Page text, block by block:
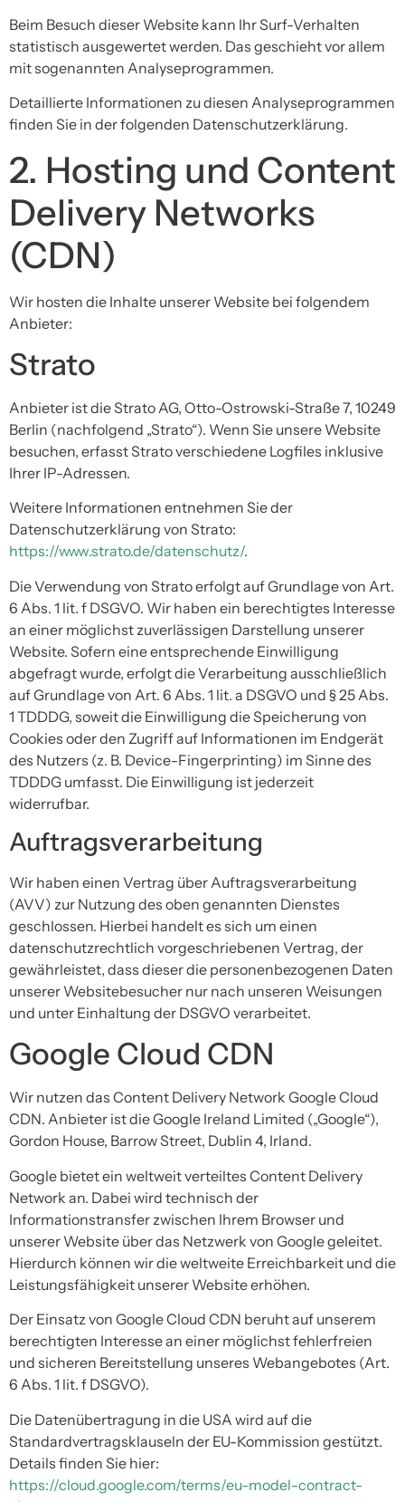
Beim Besuch dieser Website kann Ihr Surf-Verhalten
statistisch ausgewertet werden. Das geschieht vor allem
mit sogenannten Analyseprogrammen.
Detaillierte Informationen zu diesen Analyseprogrammen
finden Sie in der folgenden Datenschutzerklärung.
2. Hosting und Content
Delivery Networks
(CDN)
Wir hosten die Inhalte unserer Website bei folgendem
Anbieter:
Strato
Anbieter ist die Strato AG, Otto-Ostrowski-Straße 7, 10249
Berlin (nachfolgend „Strato“). Wenn Sie unsere Website
besuchen, erfasst Strato verschiedene Logfiles inklusive
Ihrer IP-Adressen.
Weitere Informationen entnehmen Sie der
Datenschutzerklärung von Strato:
https://www.strato.de/datenschutz/.
Die Verwendung von Strato erfolgt auf Grundlage von Art.
6 Abs. 1 lit. f DSGVO. Wir haben ein berechtigtes Interesse
an einer möglichst zuverlässigen Darstellung unserer
Website. Sofern eine entsprechende Einwilligung
abgefragt wurde, erfolgt die Verarbeitung ausschließlich
auf Grundlage von Art. 6 Abs. 1 lit. a DSGVO und § 25 Abs.
1 TDDDG, soweit die Einwilligung die Speicherung von
Cookies oder den Zugriff auf Informationen im Endgerät
des Nutzers (z. B. Device-Fingerprinting) im Sinne des
TDDDG umfasst. Die Einwilligung ist jederzeit
widerrufbar.
Auftragsverarbeitung
Wir haben einen Vertrag über Auftragsverarbeitung
(AVV) zur Nutzung des oben genannten Dienstes
geschlossen. Hierbei handelt es sich um einen
datenschutzrechtlich vorgeschriebenen Vertrag, der
gewährleistet, dass dieser die personenbezogenen Daten
unserer Websitebesucher nur nach unseren Weisungen
und unter Einhaltung der DSGVO verarbeitet.
Google Cloud CDN
Wir nutzen das Content Delivery Network Google Cloud
CDN. Anbieter ist die Google Ireland Limited („Google“),
Gordon House, Barrow Street, Dublin 4, Irland.
Google bietet ein weltweit verteiltes Content Delivery
Network an. Dabei wird technisch der
Informationstransfer zwischen Ihrem Browser und
unserer Website über das Netzwerk von Google geleitet.
Hierdurch können wir die weltweite Erreichbarkeit und die
Leistungsfähigkeit unserer Website erhöhen.
Der Einsatz von Google Cloud CDN beruht auf unserem
berechtigten Interesse an einer möglichst fehlerfreien
und sicheren Bereitstellung unseres Webangebotes (Art.
6 Abs. 1 lit. f DSGVO).
Die Datenübertragung in die USA wird auf die
Standardvertragsklauseln der EU-Kommission gestützt.
Details finden Sie hier:
https://cloud.google.com/terms/eu-model-contract-